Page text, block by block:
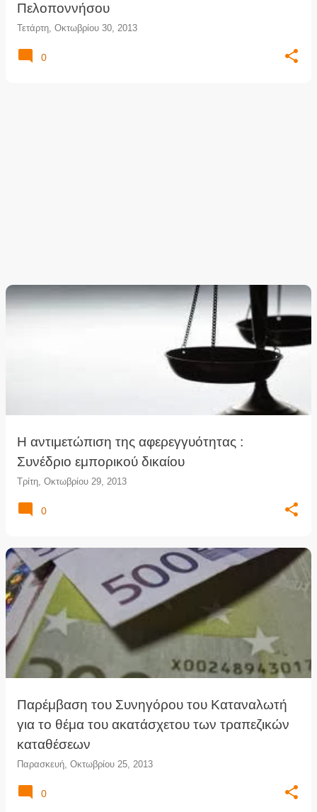
Πελοποννήσου
Τετάρτη, Οκτωβρίου 30, 2013
0
Η αντιμετώπιση της αφερεγγυότητας :
Συνέδριο εμπορικού δικαίου
Τρίτη, Οκτωβρίου 29, 2013
0
Παρέμβαση του Συνηγόρου του Καταναλωτή
για το θέμα του ακατάσχετου των τραπεζικών
καταθέσεων
Παρασκευή, Οκτωβρίου 25, 2013
0